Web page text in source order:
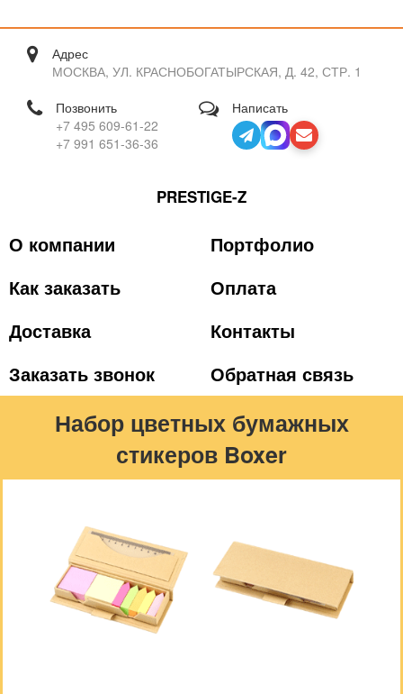
Адрес
МОСКВА, УЛ. КРАСНОБОГАТЫРСКАЯ, Д. 42, СТР. 1
Позвонить
+7 495 609-61-22
+7 991 651-36-36
Написать
PRESTIGE-Z
О компании
Портфолио
Как заказать
Оплата
Доставка
Контакты
Заказать звонок
Обратная связь
Набор цветных бумажных
стикеров Boxer